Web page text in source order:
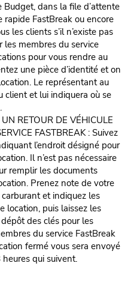
dans la file d’attente
rapide FastBreak ou encore
les clients s’il n’existe pas
les membres du service
pour vous rendre au
une pièce d’identité et on
Le représentant au
client et lui indiquera où se
RETOUR DE VÉHICULE
FASTBREAK : Suivez
l’endroit désigné pour
Il n’est pas nécessaire
remplir les documents
Prenez note de votre
et indiquez les
location, puis laissez les
des clés pour les
du service FastBreak
fermé vous sera envoyé
qui suivent.